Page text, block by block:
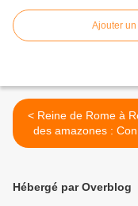
Ajouter
< Reine de Rome à Reine
des amazones :
Nielsen
Hébergé par Overblog